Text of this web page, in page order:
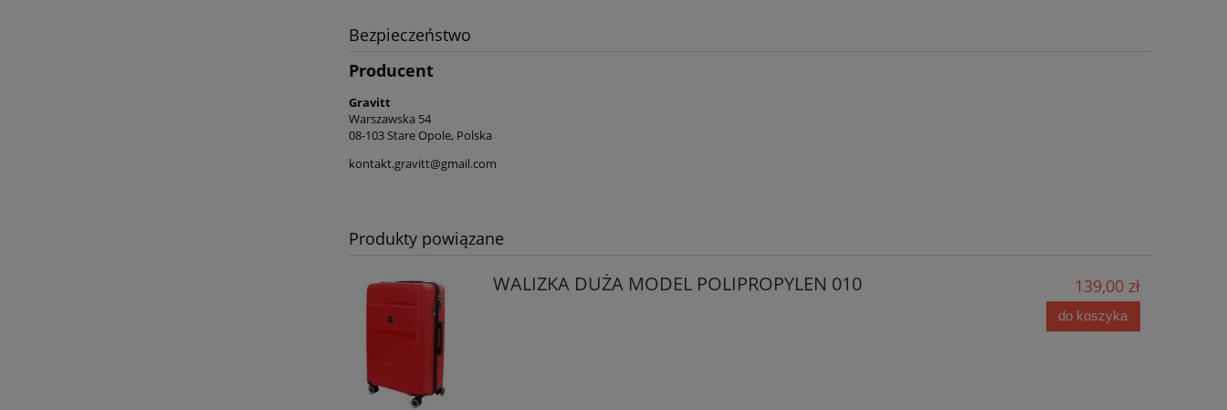
Bezpieczeństwo
Producent
Gravitt
Warszawska 54
08-103 Stare Opole, Polska
kontakt.gravitt@gmail.com
Produkty powiązane
WALIZKA DUŻA MODEL POLIPROPYLEN 010 139,00 zł
do koszyka